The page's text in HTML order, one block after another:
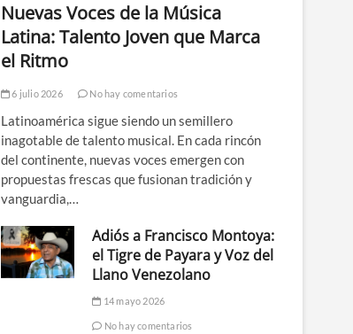
Nuevas Voces de la Música
Latina: Talento Joven que Marca
el Ritmo
6 julio 2026 No hay comentarios
Latinoamérica sigue siendo un semillero
inagotable de talento musical. En cada rincón
del continente, nuevas voces emergen con
propuestas frescas que fusionan tradición y
vanguardia,…
Adiós a Francisco Montoya:
el Tigre de Payara y Voz del
Llano Venezolano
14 mayo 2026
No hay comentarios